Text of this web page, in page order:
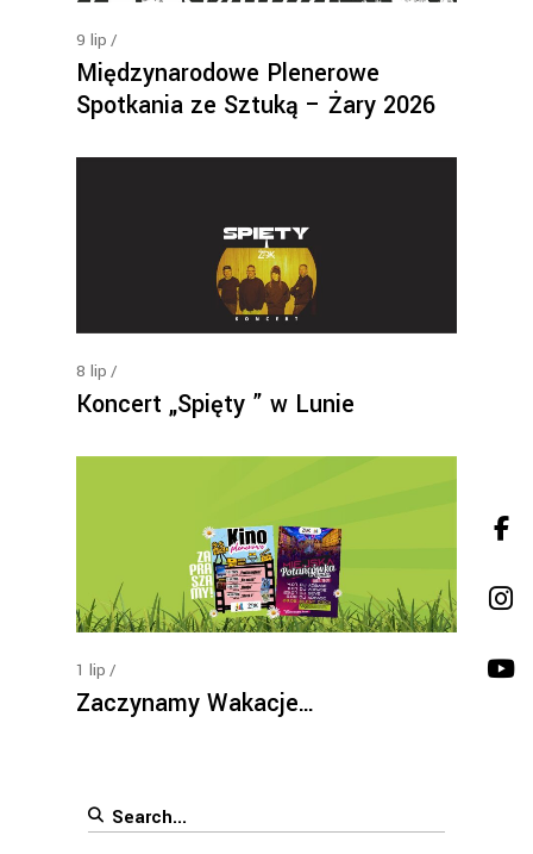
9 lip
Międzynarodowe Plenerowe
Spotkania ze Sztuką – Żary 2026
8 lip
Koncert „Spięty ” w Lunie
1 lip
Zaczynamy Wakacje…
Search